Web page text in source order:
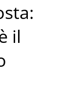
il